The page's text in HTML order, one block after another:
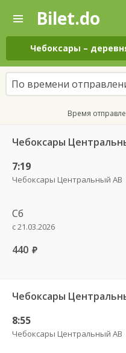
—
Поиск
и
покупка
билетов
на
автобус
онлайн
Bilet.do
Чебоксары –
По времени
Время
Чебоксары
7:19
Чебоксары Центральный АВ
Сб
с 21.03.2026
440 руб.
8:55
Чебоксары Центральный АВ